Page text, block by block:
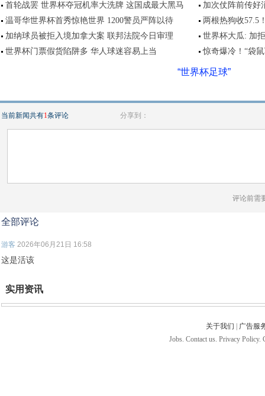
首轮战罢 世界杯夺冠机率大洗牌 这国成最大黑马
加次仗阵前传好
温哥华世界杯首秀惊艳世界 1200警员严阵以待
两根热狗收57.5
加纳球员被拒入境加拿大案 联邦法院今日审理
世界杯大瓜: 加
世界杯门票假货陷阱多 华人球迷容易上当
惊奇爆冷！“袋
“世界杯足球”
当前新闻共有1条评论 分享到：
评论前需
全部评论
游客 2026年06月21日 16:58
这是活该
实用资讯
关于我们
广告服
Jobs. Contact us. Privacy